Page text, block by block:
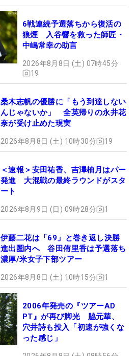
6戦連続予選落ちから復活の
狼煙 入谷響を救った師匠・
中嶋常幸の助言
2026年8月8日 (土) 07時45分
19
桑木志帆の優勝に「もう到達しない
んじゃないか」 全英帰りの永井花
奈が受け止めた現実
2026年8月8日 (土) 10時30分 19
＜速報＞安田祐香、吉澤柚月はパー
発進 大混戦の最終ラウンドがスタ
ート
2026年8月9日 (日) 09時28分 1
伊藤二花は「69」と巻き返し決勝
進出圏内へ 谷田侑里香は予選落ち
濃厚/米女子下部ツアー
2026年8月8日 (土) 10時15分 1
2006年発売の『ツアーAD
PT』が再び脚光 脇元華、
穴井詩も投入「初速が強くな
った感じ」